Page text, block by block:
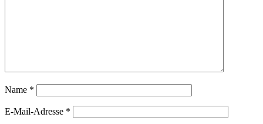
Name *
E-Mail-Adresse *